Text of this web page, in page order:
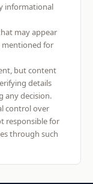
informational
may appear
mentioned for
but content
details
any decision.
control over
responsible for
through such